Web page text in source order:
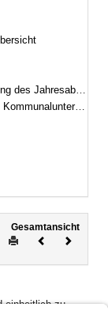
und des Lageberichts
Gesamtansicht
DruckenVorheriges
einheitlich zu